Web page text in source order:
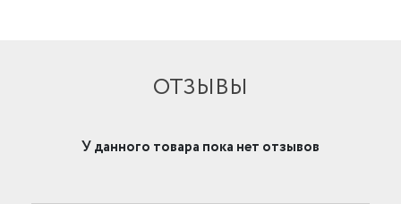
ОТЗЫВЫ
У данного товара пока нет отзывов